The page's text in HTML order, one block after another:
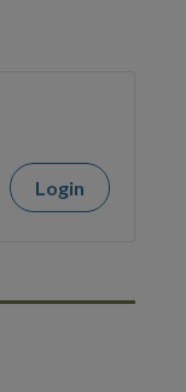
Login